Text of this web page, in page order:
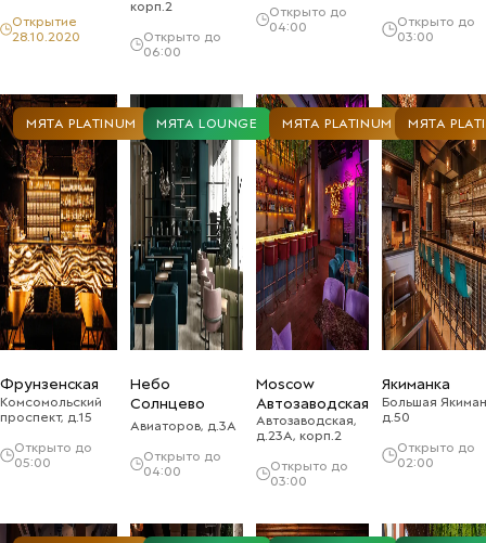
Открытие
28.10.2020
корп.2
Открыто до
06:00
Открыто до
04:00
Открыто до
03:00
МЯТА PLATINUM
Фрунзенская
Комсомольский
проспект, д.15
Открыто до
05:00
МЯТА LOUNGE
Небо
Солнцево
Авиаторов, д.3А
Открыто до
04:00
МЯТА PLATINUM
Moscow
Автозаводская
Автозаводская,
д.23А, корп.2
Открыто до
03:00
МЯТА
Якиманка
Большая
д.50
Открыто до
02:00